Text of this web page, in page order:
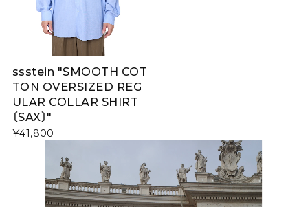
ssstein "SMOOTH COT
TON OVERSIZED REG
ULAR COLLAR SHIRT
〔SAX〕"
¥41,800